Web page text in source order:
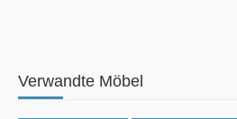
Verwandte Möbel